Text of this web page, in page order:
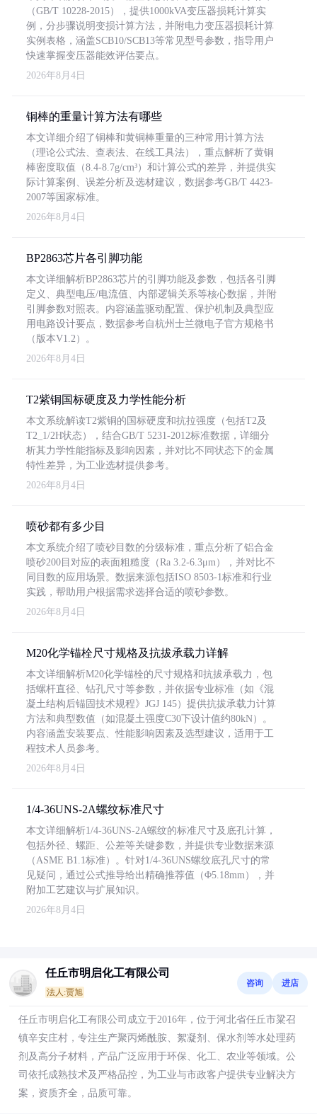
（GB/T 10228-2015），提供1000kVA变压器损耗计算实
例，分步骤说明变损计算方法，并附电力变压器损耗计算
实例表格，涵盖SCB10/SCB13等常见型号参数，指导用户
快速掌握变压器能效评估要点。
2026年8月4日
铜棒的重量计算方法有哪些
本文详细介绍了铜棒和黄铜棒重量的三种常用计算方法
（理论公式法、查表法、在线工具法），重点解析了黄铜
棒密度取值（8.4-8.7g/cm³）和计算公式的差异，并提供实
际计算案例、误差分析及选材建议，数据参考GB/T 4423-
2007等国家标准。
2026年8月4日
BP2863芯片各引脚功能
本文详细解析BP2863芯片的引脚功能及参数，包括各引脚
定义、典型电压/电流值、内部逻辑关系等核心数据，并附
引脚参数对照表。内容涵盖驱动配置、保护机制及典型应
用电路设计要点，数据参考自杭州士兰微电子官方规格书
（版本V1.2）。
2026年8月4日
T2紫铜国标硬度及力学性能分析
本文系统解读T2紫铜的国标硬度和抗拉强度（包括T2及
T2_1/2H状态），结合GB/T 5231-2012标准数据，详细分
析其力学性能指标及影响因素，并对比不同状态下的金属
特性差异，为工业选材提供参考。
2026年8月4日
喷砂都有多少目
本文系统介绍了喷砂目数的分级标准，重点分析了铝合金
喷砂200目对应的表面粗糙度（Ra 3.2-6.3μm），并对比不
同目数的应用场景。数据来源包括ISO 8503-1标准和行业
实践，帮助用户根据需求选择合适的喷砂参数。
2026年8月4日
M20化学锚栓尺寸规格及抗拔承载力详解
本文详细解析M20化学锚栓的尺寸规格和抗拔承载力，包
括螺杆直径、钻孔尺寸等参数，并依据专业标准（如《混
凝土结构后锚固技术规程》JGJ 145）提供抗拔承载力计算
方法和典型数值（如混凝土强度C30下设计值约80kN）。
内容涵盖安装要点、性能影响因素及选型建议，适用于工
程技术人员参考。
2026年8月4日
1/4-36UNS-2A螺纹标准尺寸
本文详细解析1/4-36UNS-2A螺纹的标准尺寸及底孔计算，
包括外径、螺距、公差等关键参数，并提供专业数据来源
（ASME B1.1标准）。针对1/4-36UNS螺纹底孔尺寸的常
见疑问，通过公式推导给出精确推荐值（Φ5.18mm），并
附加工艺建议与扩展知识。
2026年8月4日
任丘市明启化工有限公司
法人:贾旭
咨询 进店
任丘市明启化工有限公司成立于2016年，位于河北省任丘市粱召
镇辛安庄村，专注生产聚丙烯酰胺、絮凝剂、保水剂等水处理药
剂及高分子材料，产品广泛应用于环保、化工、农业等领域。公
司依托成熟技术及严格品控，为工业与市政客户提供专业解决方
案，资质齐全，品质可靠。